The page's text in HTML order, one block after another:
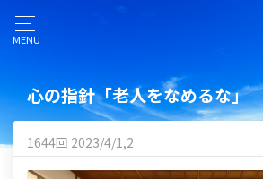
MENU
心の指針「老人をなめるな」
1644回 2023/4/1,2